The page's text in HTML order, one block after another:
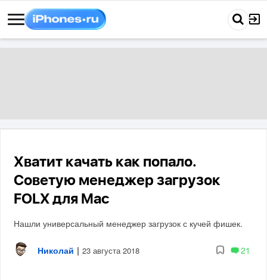
Хватит качать как попало.
Cоветую менеджер загрузок
FOLX для Mac
Нашли универсальный менеджер загрузок с кучей фишек.
Николай | 23 августа 2018 21